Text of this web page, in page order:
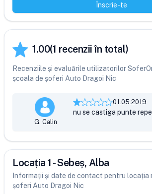
Înscrie-te
1.00(1 recenzii în total)
Recenziile și evaluările utilizatorilor
școala de șoferi Auto Dragoi Nic
G. Calin
01.05.2019
nu se castiga punte
Locația 1 - Sebeș, Alba
Informații și date de contact pentru locația
șoferi Auto Dragoi Nic